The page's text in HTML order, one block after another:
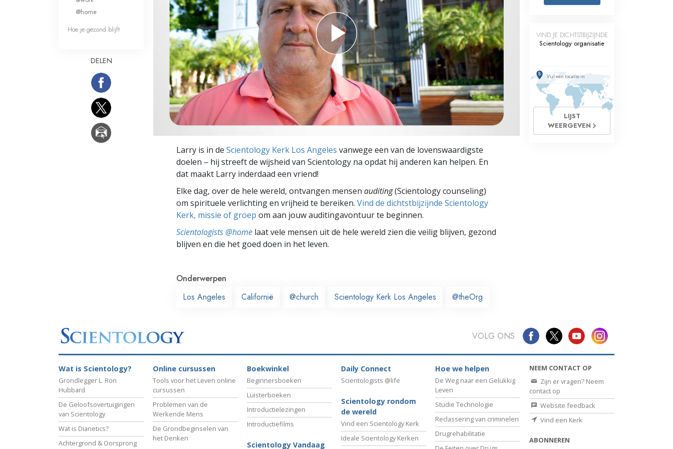
Wat is Grootheid?
Oplossingen voor het Drugsprobleem
Kinderen
Ethiek en de Condities
De Oorzaak van Onderdrukking
Feitenonderzoek
De Grondbeginselen van Organiseren
Larry is in de Scientology Kerk Los Angeles vanwege een van de lovenswaardigste
doelen – hij streeft de wijsheid van Scientology na opdat hij anderen kan helpen. En
dat maakt Larry inderdaad een vriend!
Elke dag, over de hele wereld, ontvangen mensen auditing(Scientology counseling)
om spirituele verlichting en vrijheid te bereiken. Vind de dichtstbijzijnde Scientology
Kerk, missie of groep om aan jouw auditingavontuur te beginnen.
Scientologists @home laat vele mensen uit de hele wereld zien die veilig blijven, gezond
blijven en die het goed doen in het leven.
Onderwerpen
Los Angeles
Californië @church Scientology Kerk Los Angeles @theOrg
@home
Hoe je gezond blijft
DELEN
VIND JE DICHTSTBIJZIJNDE
Scientology organisatie
LIJST
WEERGEVEN
VOLG ONS
Wat is Scientology?
Grondlegger L. Ron
Hubbard
De Geloofsovertuigingen
van Scientology
Wat is Dianetics?
Achtergrond & Oorsprong
Online cursussen
Tools voor het Leven online
cursussen
Problemen van de
Werkende Mens
De Grondbeginselen van
het Denken
Boekwinkel
Beginnersboeken
Luisterboeken
Introductielezingen
Introductiefilms
Scientology Vandaag
Daily Connect
Scientologists @life
Scientology rondom
de wereld
Vind een Scientology Kerk
Ideale Scientology Kerken
Hoe we helpen
De Weg naar een Gelukkig
Leven
Studie Technologie
Reclassering van criminelen
Drugrehabilitatie
NEEM CONTACT OP
Zijn er vragen? Neem
contact op
Website feedback
Vind een Kerk
ABONNEREN